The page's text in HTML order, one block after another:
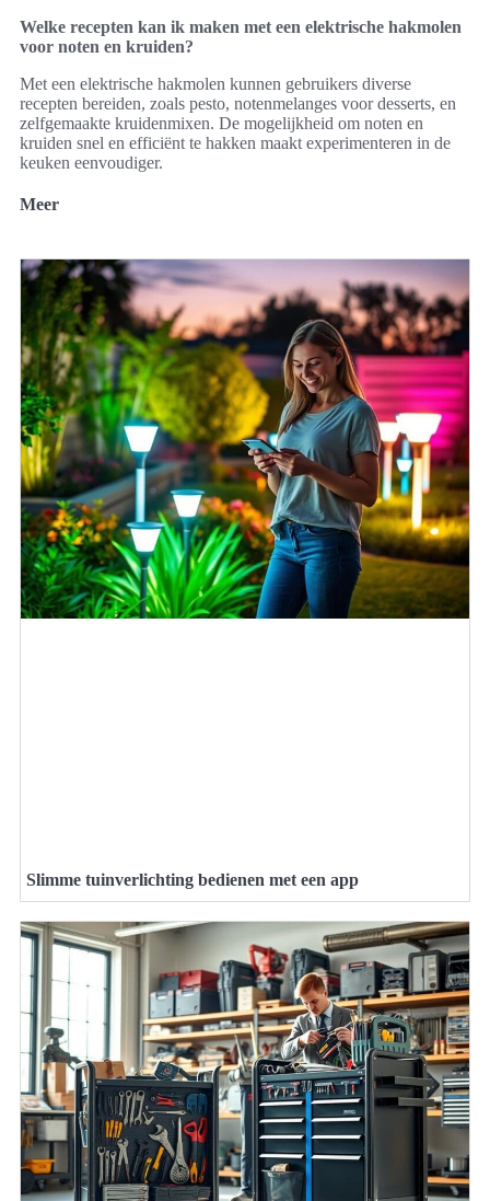
Welke recepten kan ik maken met een elektrische hakmolen
voor noten en kruiden?
Met een elektrische hakmolen kunnen gebruikers diverse
recepten bereiden, zoals pesto, notenmelanges voor desserts, en
zelfgemaakte kruidenmixen. De mogelijkheid om noten en
kruiden snel en efficiënt te hakken maakt experimenteren in de
keuken eenvoudiger.
Meer
Slimme tuinverlichting bedienen met een app